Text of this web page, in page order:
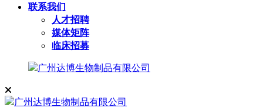
联系我们
人才招聘
媒体矩阵
临床招募